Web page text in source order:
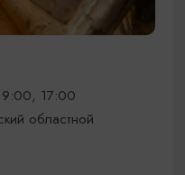
17:00
областной